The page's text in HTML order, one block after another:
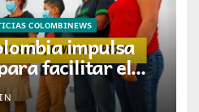
COLOMBINEWS
impulsa
facilitar el
de familias